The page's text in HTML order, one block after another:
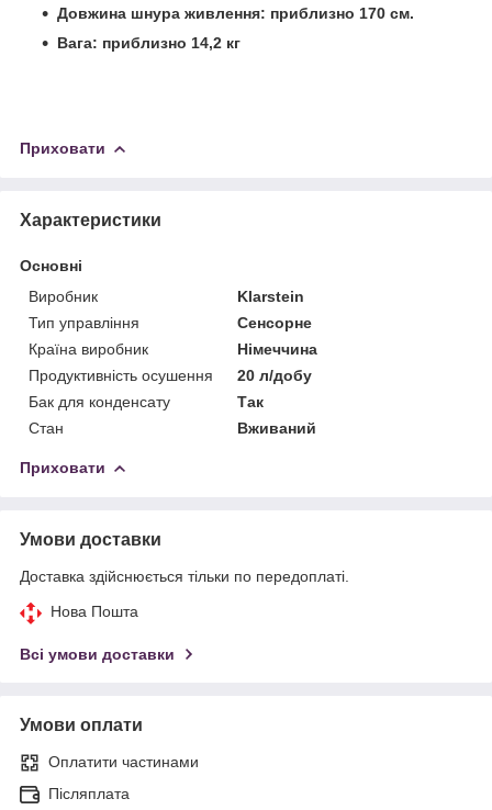
Довжина шнура живлення: приблизно 170 см.
Вага: приблизно 14,2 кг
Приховати
Характеристики
Основні
Виробник
Klarstein
Тип управління
Сенсорне
Країна виробник
Німеччина
Продуктивність осушення
20 л/добу
Бак для конденсату
Так
Стан
Вживаний
Приховати
Умови доставки
Доставка здійснюється тільки по передоплаті.
Нова Пошта
Всі умови доставки
Умови оплати
Оплатити частинами
Післяплата